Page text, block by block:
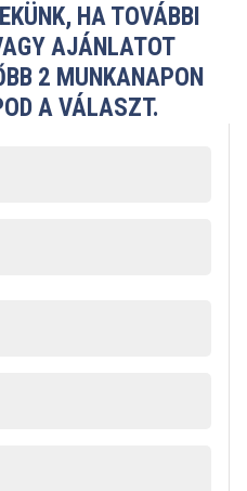
HA TOVÁBBI
AJÁNLATOT
2 MUNKANAPON
A VÁLASZT.